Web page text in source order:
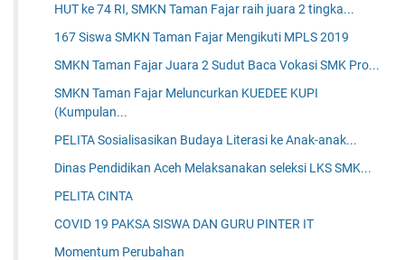
HUT ke 74 RI, SMKN Taman Fajar raih juara 2 tingka...
167 Siswa SMKN Taman Fajar Mengikuti MPLS 2019
SMKN Taman Fajar Juara 2 Sudut Baca Vokasi SMK Pro...
SMKN Taman Fajar Meluncurkan KUEDEE KUPI
(Kumpulan...
PELITA Sosialisasikan Budaya Literasi ke Anak-anak...
Dinas Pendidikan Aceh Melaksanakan seleksi LKS SMK...
PELITA CINTA
COVID 19 PAKSA SISWA DAN GURU PINTER IT
Momentum Perubahan